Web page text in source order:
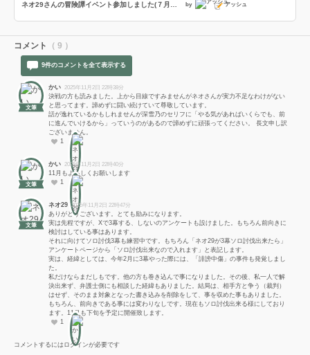
by アッシュ
コメント （ 9 ）
9件のコメントを全て表示する
文筆
かい 2025年11月2日 22時38分
決戦の方も読みました。上から目線ですみませんがネオさんが実力不足なわけがない
と思ってます。諦めずに闘い続けていて尊敬しています。
話が逸れているかもしれませんが深雪乃のセリフに「やる気があればいくらでも、前
に進んでいけるから」っていうのがあるので諦めずに頑張ってください。 長文申し訳
ございません。
1
文筆
かい 2025年11月2日 22時40分
11月もよろしくお願いします
1
文筆
ネオ29 2025年11月2日 22時47分
ありがとうございます。とても励みになります。
実は先程ですが、Xで3幕する、しないのアンケートも設けました。もちろん前向きに
検討はしている事はあります。
それに向けてソロ討伐3幕も練習中です。もちろん「ネオ29が3幕ソロ討伐出来たら」
アンケートページから「ソロ討伐出来なので入れます」と表記します。
実は、経緯としては、今年2月に3幕やった際には、「誹謗中傷」の事件も発覚しまし
た。
私だけならまだしもです。他の方も巻き込んで事になりました。その後、私一人で解
決出来ず、弁護士側にも相談した経緯もありました。結局は、相手方と争う（裁判）
はせず、そのまま対象となった書き込みを削除をして、事を収めた事もありました。
もちろん、前向きである事には変わりなしです。現在もソロ討伐出来る様にしており
ます。11月も下旬を予定に開催致します。
1
コメントするにはログインが必要です